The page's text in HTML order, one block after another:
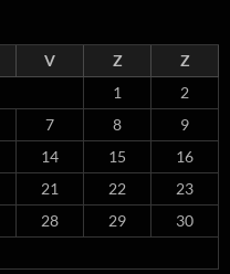
V Z
Z
1
2
7 8
9
14 15
16
21 22
23
28 29
30